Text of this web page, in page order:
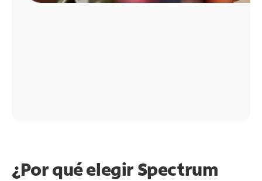
¿Por qué elegir Spectrum